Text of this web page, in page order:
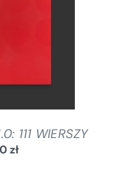
111 WIERSZY
zł